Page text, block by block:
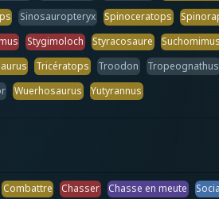
Sinosauropteryx Spinoceratops
Stygimoloch Styracosaure Suchomimus
Tricératops Troodon Tropeognathus
Wuerhosaurus Yutyrannus
Combattre Chasser Chasse en meute